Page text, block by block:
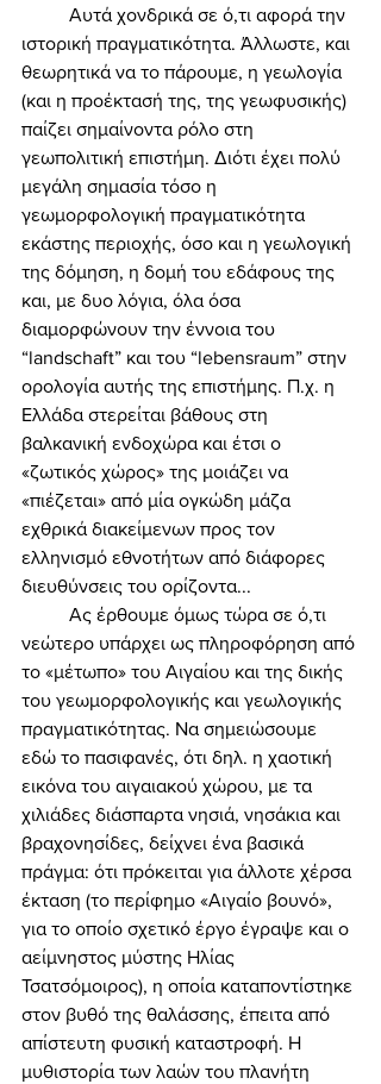
ιστορική πραγματικότητα. Άλλωστε, και
θεωρητικά να το πάρουμε, η γεωλογία
(και η προέκτασή της, της γεωφυσικής)
παίζει σημαίνοντα ρόλο στη
γεωπολιτική επιστήμη. Διότι έχει πολύ
μεγάλη σημασία τόσο η
γεωμορφολογική πραγματικότητα
εκάστης περιοχής, όσο και η γεωλογική
της δόμηση, η δομή του εδάφους της
και, με δυο λόγια, όλα όσα
διαμορφώνουν την έννοια του
“landschaft” και του “lebensraum” στην
ορολογία αυτής της επιστήμης. Π.χ. η
Ελλάδα στερείται βάθους στη
βαλκανική ενδοχώρα και έτσι ο
«ζωτικός χώρος» της μοιάζει να
«πιέζεται» από μία ογκώδη μάζα
εχθρικά διακείμενων προς τον
ελληνισμό εθνοτήτων από διάφορες
διευθύνσεις του ορίζοντα...
νεώτερο υπάρχει ως πληροφόρηση από
το «μέτωπο» του Αιγαίου και της δικής
του γεωμορφολογικής και γεωλογικής
πραγματικότητας. Να σημειώσουμε
εδώ το πασιφανές, ότι δηλ. η χαοτική
εικόνα του αιγαιακού χώρου, με τα
χιλιάδες διάσπαρτα νησιά, νησάκια και
βραχονησίδες, δείχνει ένα βασικά
πράγμα: ότι πρόκειται για άλλοτε χέρσα
έκταση (το περίφημο «Αιγαίο βουνό»,
για το οποίο σχετικό έργο έγραψε και ο
αείμνηστος μύστης Ηλίας
Τσατσόμοιρος), η οποία καταποντίστηκε
στον βυθό της θαλάσσης, έπειτα από
απίστευτη φυσική καταστροφή. Η
μυθιστορία των λαών του πλανήτη